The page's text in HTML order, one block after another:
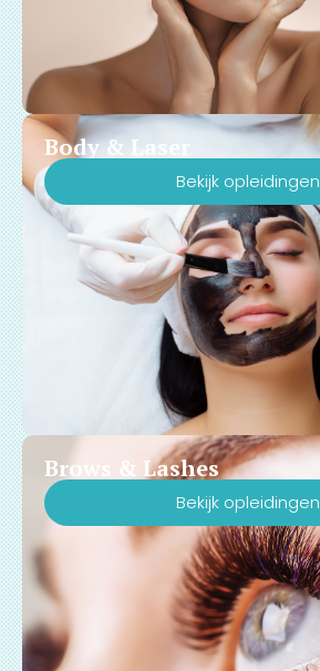
Body & Laser
Bekijk opleidingen
Brows & Lashes
Bekijk opleidingen